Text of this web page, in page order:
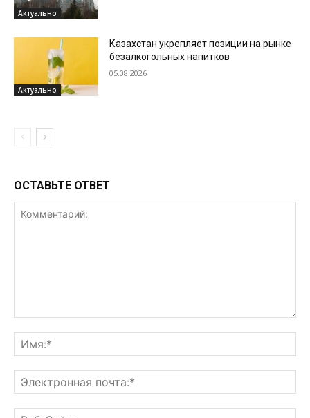
Актуально
Актуально
Казахстан укрепляет позиции на рынке
безалкогольных напитков
05.08.2026
ОСТАВЬТЕ ОТВЕТ